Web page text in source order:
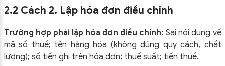
2.2 Cách 2. Lập hóa đơn điều chỉnh
Trường hợp phải lập hóa đơn điều chỉnh: Sai nội dung về
mã số thuế; tên hàng hóa (không đúng quy cách, chất
lượng); số tiền ghi trên hóa đơn; thuế suất; tiền thuế.